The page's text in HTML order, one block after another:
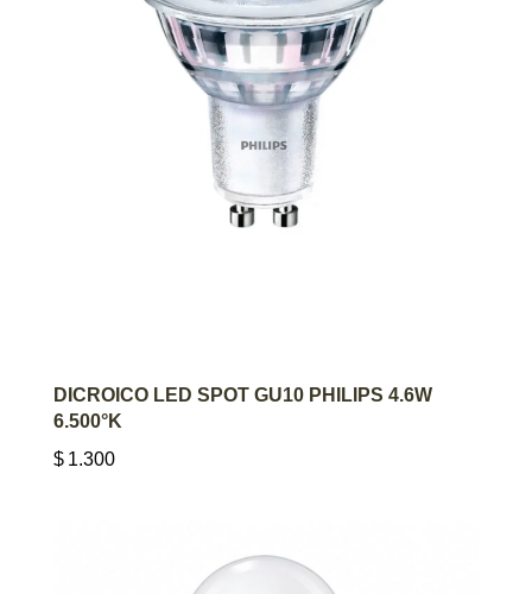
AGREGAR AL CARRITO
DICROICO LED SPOT GU10 PHILIPS 4.6W
6.500°K
$ 1.300